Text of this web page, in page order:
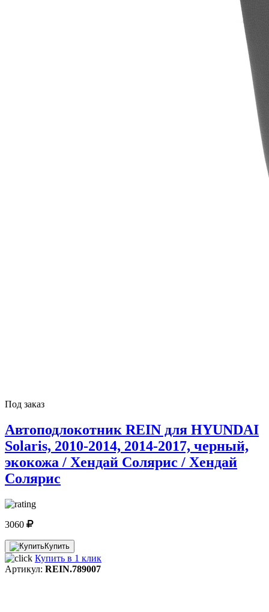
Под заказ
Автоподлокотник REIN для HYUNDAI
Solaris, 2010-2014, 2014-2017, черный,
экокожа / Хендай Солярис / Хендай
Солярис
3060
Купить
Купить в 1 клик
Артикул: REIN.789007